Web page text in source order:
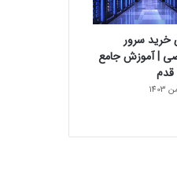
خرید سرور
| آموزش جامع
قدم